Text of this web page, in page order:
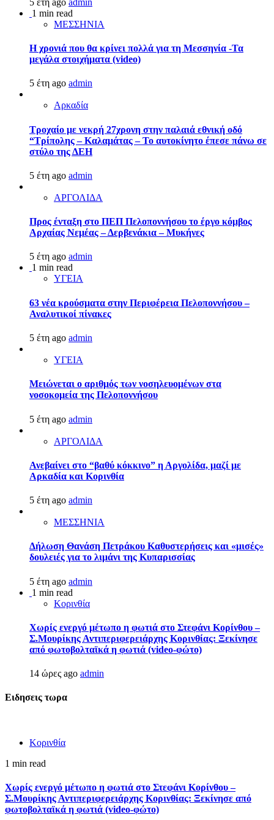
1 min read
ΜΕΣΣΗΝΙΑ
Η χρονιά που θα κρίνει πολλά για τη Μεσσηνία -Τα
μεγάλα στοιχήματα (video)
5 έτη ago admin
Αρκαδία
Τροχαίο με νεκρή 27χρονη στην παλαιά εθνική οδό
“Τρίπολης – Καλαμάτας – Το αυτοκίνητο έπεσε πάνω σε
στύλο της ΔΕΗ
5 έτη ago admin
ΑΡΓΟΛΙΔΑ
Προς ένταξη στο ΠΕΠ Πελοποννήσου το έργο κόμβος
Αρχαίας Νεμέας – Δερβενάκια – Μυκήνες
5 έτη ago admin
1 min read
ΥΓΕΙΑ
63 νέα κρούσματα στην Περιφέρεια Πελοποννήσου –
Αναλυτικοί πίνακες
5 έτη ago admin
ΥΓΕΙΑ
Μειώνεται ο αριθμός των νοσηλευομένων στα
νοσοκομεία της Πελοποννήσου
5 έτη ago admin
ΑΡΓΟΛΙΔΑ
Ανεβαίνει στο “βαθύ κόκκινο” η Αργολίδα, μαζί με
Αρκαδία και Κορινθία
5 έτη ago admin
ΜΕΣΣΗΝΙΑ
Δήλωση Θανάση Πετράκου Καθυστερήσεις και «μισές»
δουλειές για το λιμάνι της Κυπαρισσίας
5 έτη ago admin
1 min read
Κορινθία
Χωρίς ενεργό μέτωπο η φωτιά στο Στεφάνι Κορίνθου –
Σ.Μουρίκης Αντιπεριφερειάρχης Κορινθίας: Ξεκίνησε
από φωτοβολταϊκά η φωτιά (video-φώτο)
14 ώρες ago admin
Ειδησεις τωρα
Κορινθία
1 min read
Χωρίς ενεργό μέτωπο η φωτιά στο Στεφάνι Κορίνθου –
Σ.Μουρίκης Αντιπεριφερειάρχης Κορινθίας: Ξεκίνησε από
φωτοβολταϊκά η φωτιά (video-φώτο)